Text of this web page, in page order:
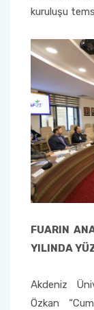
kuruluşu
FUARIN
YILINDA
Akdeniz
Özkan
Manavgat
Manavgat
Mimarlık Fakültesi
Mühendislik
Sağlık Bilimleri
Serik İşletme
Su Ürünleri
SciVal